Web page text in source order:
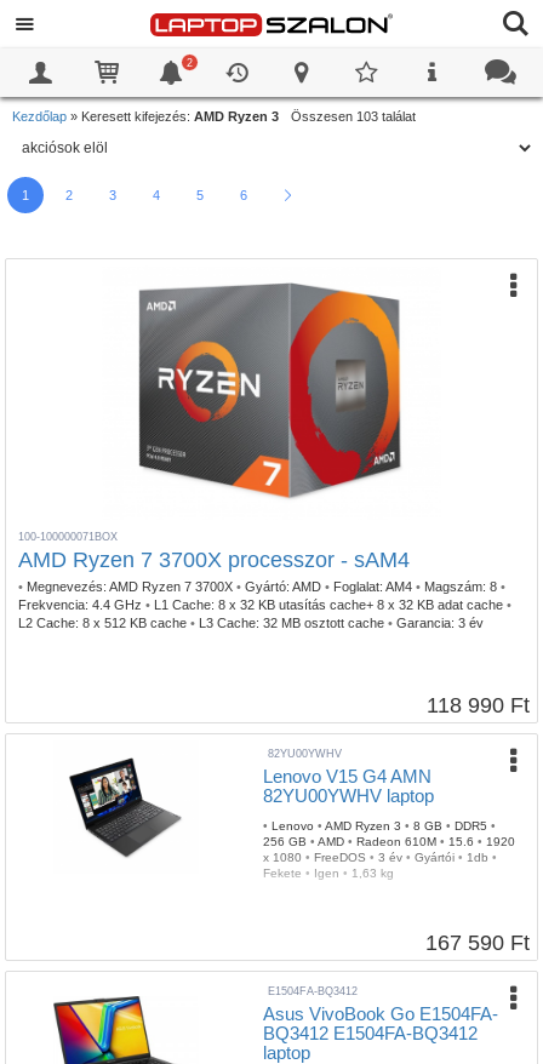
2
Kezdőlap » Keresett kifejezés: AMD Ryzen 3 Összesen 103 találat
1 2 3 4 5 6
100-100000071BOX
AMD Ryzen 7 3700X processzor - sAM4
• Megnevezés: AMD Ryzen 7 3700X • Gyártó: AMD • Foglalat: AM4 • Magszám: 8 •
Frekvencia: 4.4 GHz • L1 Cache: 8 x 32 KB utasítás cache+ 8 x 32 KB adat cache •
L2 Cache: 8 x 512 KB cache • L3 Cache: 32 MB osztott cache • Garancia: 3 év
118 990 Ft
82YU00YWHV
Lenovo V15 G4 AMN
82YU00YWHV laptop
• Lenovo • AMD Ryzen 3 • 8 GB • DDR5 •
256 GB • AMD • Radeon 610M • 15.6 • 1920
x 1080 • FreeDOS • 3 év • Gyártói • 1db •
Fekete • Igen • 1,63 kg
167 590 Ft
E1504FA-BQ3412
Asus VivoBook Go E1504FA-
BQ3412 E1504FA-BQ3412
laptop